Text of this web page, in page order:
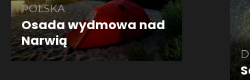
POLSKA
Osada wydmowa nad
Narwią